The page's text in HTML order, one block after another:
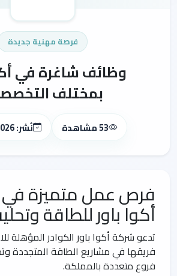
فرصة مهنية جديدة
وظائف شاغرة في
بمختلف
53 مشاهدة نُشر: 2026-06-18
فرص عمل متميزة
أكوا باور للطاقة
تدعو شركة أكوا باور الكوادر المؤهلة
فريقها في مشاريع الطاقة المتجددة
فروع متعددة بالمملكة.